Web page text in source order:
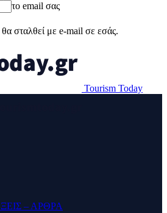
το email σας
σταλθεί με e-mail σε εσάς.
Tourism Today
– ΑΡΘΡΑ